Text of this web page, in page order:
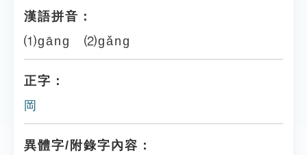
漢語拼音：
⑴gāng ⑵gǎng
正字：
岡
異體字/附錄字內容：